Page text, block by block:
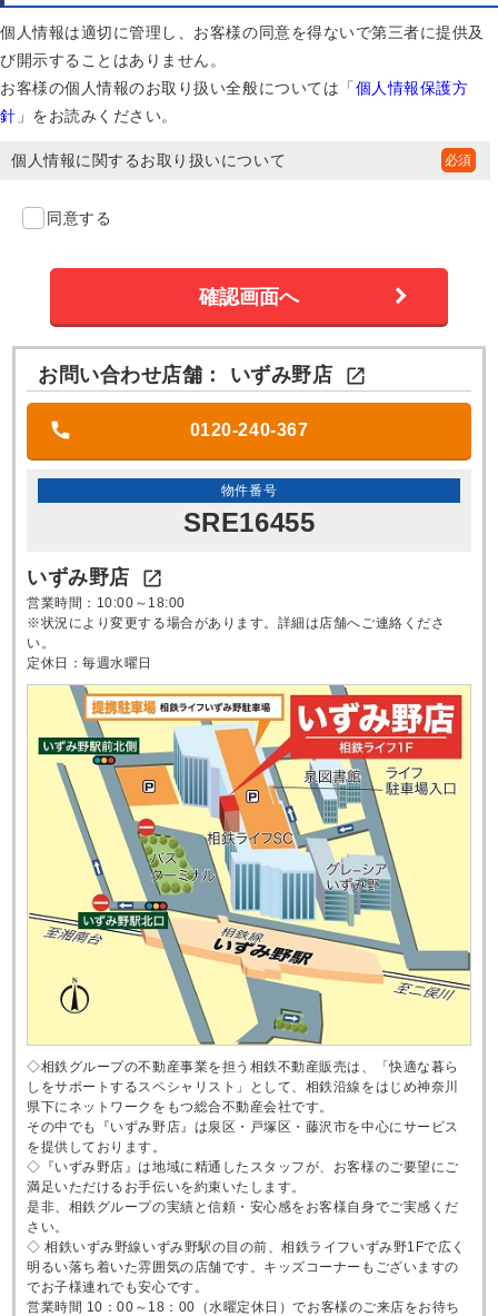
個人情報は適切に管理し、お客様の同意を得ないで第三者に提供及
び開示することはありません。
お客様の個人情報のお取り扱い全般については「個人情報保護方
針 」をお読みください。
個人情報に関するお取り扱いについて
同意する
お問い合わせ店舗： いずみ野店 
0120-240-367
物件番号
SRE16455
いずみ野店 
営業時間：10:00～18:00
※状況により変更する場合があります。詳細は店舗へご連絡くださ
い。
定休日：毎週水曜日
◇相鉄グループの不動産事業を担う相鉄不動産販売は、「快適な暮ら
しをサポートするスペシャリスト」として、相鉄沿線をはじめ神奈川
県下にネットワークをもつ総合不動産会社です。
その中でも『いずみ野店』は泉区・戸塚区・藤沢市を中心にサービス
を提供しております。
◇『いずみ野店』は地域に精通したスタッフが、お客様のご要望にご
満足いただけるお手伝いを約束いたします。
是非、相鉄グループの実績と信頼・安心感をお客様自身でご実感くだ
さい。
◇ 相鉄いずみ野線いずみ野駅の目の前、相鉄ライフいずみ野1Fで広く
明るい落ち着いた雰囲気の店舗です。キッズコーナーもございますの
でお子様連れでも安心です。
営業時間 10：00～18：00（水曜定休日）でお客様のご来店をお待ち